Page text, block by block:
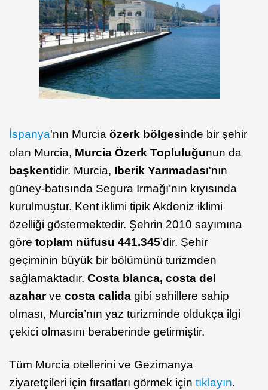
İspanya'nın Murcia özerk bölgesinde bir şehir
olan Murcia, Murcia Özerk Topluluğunun da
başkentidir. Murcia, Iberik Yarımadası'nın
güney-batısında Segura Irmağı’nın kıyısında
kurulmuştur. Kent iklimi tipik Akdeniz iklimi
özelliği göstermektedir. Şehrin 2010 sayımına
göre toplam nüfusu 441.345’dir. Şehir
geçiminin büyük bir bölümünü turizmden
sağlamaktadır. Costa blanca, costa del
azaharve costa calida gibi sahillere sahip
olması, Murcia’nın yaz turizminde oldukça ilgi
çekici olmasını beraberinde getirmiştir.
Tüm Murcia otellerini ve Gezimanya
ziyaretçileri için fırsatları görmek için tıklayın.